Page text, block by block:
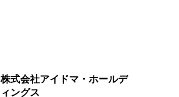
株式会社アイドマ・ホールデ
ィングス